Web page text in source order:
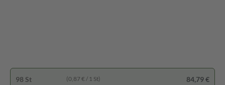
98 St (0,87 € / 1 St) 84,79 €